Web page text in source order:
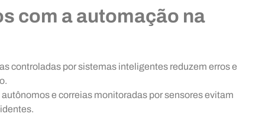
com a automação na
controladas por sistemas inteligentes reduzem erros e
e correias monitoradas por sensores evitam